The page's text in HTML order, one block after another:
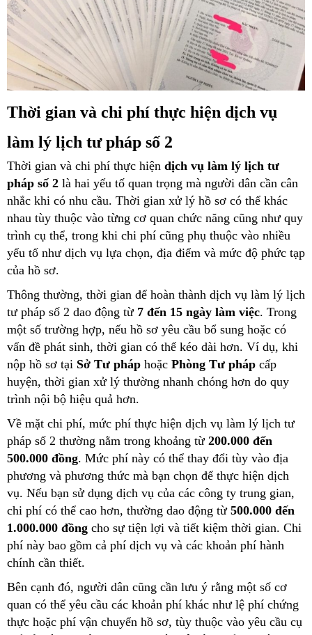
Thời gian và chi phí thực hiện dịch vụ
làm lý lịch tư pháp số 2
Thời gian và chi phí thực hiện dịch vụ làm lý lịch tư
pháp số 2 là hai yếu tố quan trọng mà người dân cần cân
nhắc khi có nhu cầu. Thời gian xử lý hồ sơ có thể khác
nhau tùy thuộc vào từng cơ quan chức năng cũng như quy
trình cụ thể, trong khi chi phí cũng phụ thuộc vào nhiều
yếu tố như dịch vụ lựa chọn, địa điểm và mức độ phức tạp
của hồ sơ.
Thông thường, thời gian để hoàn thành dịch vụ làm lý lịch
tư pháp số 2 dao động từ 7 đến 15 ngày làm việc. Trong
một số trường hợp, nếu hồ sơ yêu cầu bổ sung hoặc có
vấn đề phát sinh, thời gian có thể kéo dài hơn. Ví dụ, khi
nộp hồ sơ tại Sở Tư pháp hoặc Phòng Tư pháp cấp
huyện, thời gian xử lý thường nhanh chóng hơn do quy
trình nội bộ hiệu quả hơn.
Về mặt chi phí, mức phí thực hiện dịch vụ làm lý lịch tư
pháp số 2 thường nằm trong khoảng từ 200.000 đến
500.000 đồng. Mức phí này có thể thay đổi tùy vào địa
phương và phương thức mà bạn chọn để thực hiện dịch
vụ. Nếu bạn sử dụng dịch vụ của các công ty trung gian,
chi phí có thể cao hơn, thường dao động từ 500.000 đến
1.000.000 đồng cho sự tiện lợi và tiết kiệm thời gian. Chi
phí này bao gồm cả phí dịch vụ và các khoản phí hành
chính cần thiết.
Bên cạnh đó, người dân cũng cần lưu ý rằng một số cơ
quan có thể yêu cầu các khoản phí khác như lệ phí chứng
thực hoặc phí vận chuyển hồ sơ, tùy thuộc vào yêu cầu cụ